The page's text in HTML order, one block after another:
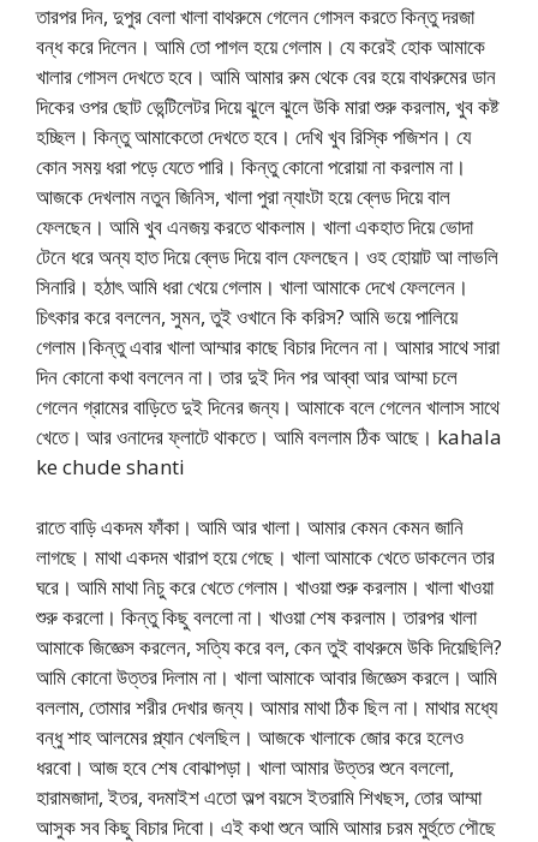
তারপর দিন, দুপুর বেলা খালা বাথরুমে গেলেন গোসল করতে কিন্তু দরজা
বন্ধ করে দিলেন। আমি তো পাগল হয়ে গেলাম। যে করেই হোক আমাকে
খালার গোসল দেখতে হবে। আমি আমার রুম থেকে বের হয়ে বাথরুমের ডান
দিকের ওপর ছোট ভেন্টিলেটর দিয়ে ঝুলে ঝুলে উকি মারা শুরু করলাম, খুব কষ্ট
হচ্ছিল। কিন্তু আমাকেতো দেখতে হবে। দেখি খুব রিস্কি পজিশন। যে
কোন সময় ধরা পড়ে যেতে পারি। কিন্তু কোনো পরোয়া না করলাম না।
আজকে দেখলাম নতুন জিনিস, খালা পুরা ন্যাংটা হয়ে ব্লেড দিয়ে বাল
ফেলছেন। আমি খুব এনজয় করতে থাকলাম। খালা একহাত দিয়ে ভোদা
টেনে ধরে অন্য হাত দিয়ে ব্লেড দিয়ে বাল ফেলছেন। ওহ হোয়াট আ লাভলি
সিনারি। হঠাৎ আমি ধরা খেয়ে গেলাম। খালা আমাকে দেখে ফেললেন।
চিৎকার করে বললেন, সুমন, তুই ওখানে কি করিস? আমি ভয়ে পালিয়ে
গেলাম।কিন্তু এবার খালা আম্মার কাছে বিচার দিলেন না। আমার সাথে সারা
দিন কোনো কথা বললেন না। তার দুই দিন পর আব্বা আর আম্মা চলে
গেলেন গ্রামের বাড়িতে দুই দিনের জন্য। আমাকে বলে গেলেন খালাস সাথে
খেতে। আর ওনাদের ফ্লাটে থাকতে। আমি বললাম ঠিক আছে। kahala
ke chude shanti
রাতে বাড়ি একদম ফাঁকা। আমি আর খালা। আমার কেমন কেমন জানি
লাগছে। মাথা একদম খারাপ হয়ে গেছে। খালা আমাকে খেতে ডাকলেন তার
ঘরে। আমি মাথা নিচু করে খেতে গেলাম। খাওয়া শুরু করলাম। খালা খাওয়া
শুরু করলো। কিন্তু কিছু বললো না। খাওয়া শেষ করলাম। তারপর খালা
আমাকে জিজ্ঞেস করলেন, সত্যি করে বল, কেন তুই বাথরুমে উকি দিয়েছিলি?
আমি কোনো উত্তর দিলাম না। খালা আমাকে আবার জিজ্ঞেস করলে। আমি
বললাম, তোমার শরীর দেখার জন্য। আমার মাথা ঠিক ছিল না। মাথার মধ্যে
বন্ধু শাহ আলমের প্ল্যান খেলছিল। আজকে খালাকে জোর করে হলেও
ধরবো। আজ হবে শেষ বোঝাপড়া। খালা আমার উত্তর শুনে বললো,
হারামজাদা, ইতর, বদমাইশ এতো অল্প বয়সে ইতরামি শিখছস, তোর আম্মা
আসুক সব কিছু বিচার দিবো। এই কথা শুনে আমি আমার চরম মুর্হুতে পৌছে